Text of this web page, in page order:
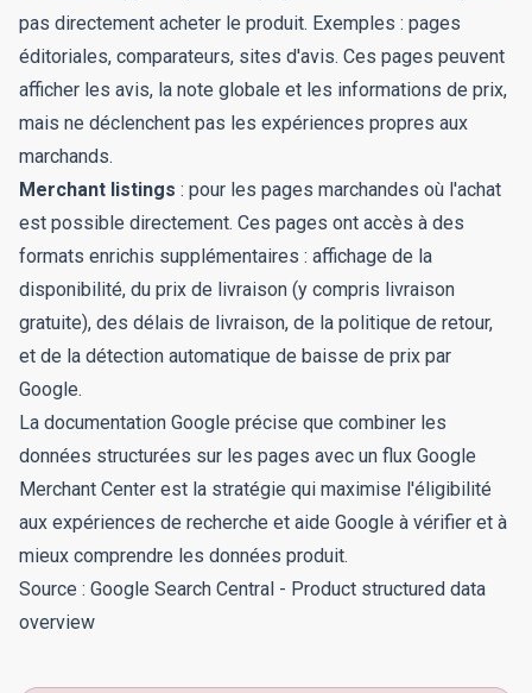
pas directement acheter le produit. Exemples : pages
éditoriales, comparateurs, sites d'avis. Ces pages peuvent
afficher les avis, la note globale et les informations de prix,
mais ne déclenchent pas les expériences propres aux
marchands.
Merchant listings : pour les pages marchandes où l'achat
est possible directement. Ces pages ont accès à des
formats enrichis supplémentaires : affichage de la
disponibilité, du prix de livraison (y compris livraison
gratuite), des délais de livraison, de la politique de retour,
et de la détection automatique de baisse de prix par
Google.
La documentation Google précise que combiner les
données structurées sur les pages avec un flux Google
Merchant Center est la stratégie qui maximise l'éligibilité
aux expériences de recherche et aide Google à vérifier et à
mieux comprendre les données produit.
Source : Google Search Central - Product structured data
overview